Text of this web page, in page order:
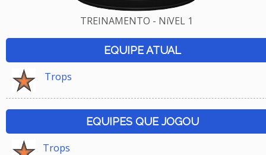
TREINAMENTO - NíVEL 1
EQUIPE ATUAL
Trops
EQUIPES QUE JOGOU
Trops